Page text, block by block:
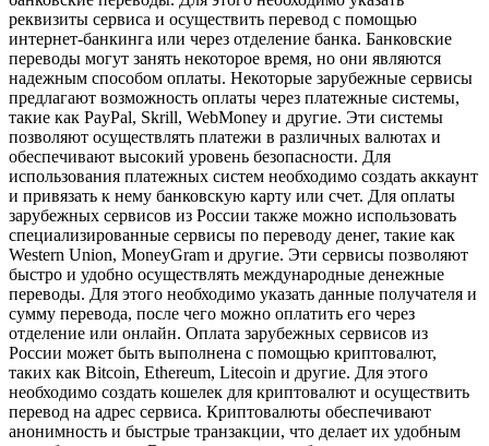
реквизиты сервиса и осуществить перевод с помощью
интернет-банкинга или через отделение банка. Банковские
переводы могут занять некоторое время, но они являются
надежным способом оплаты. Некоторые зарубежные сервисы
предлагают возможность оплаты через платежные системы,
такие как PayPal, Skrill, WebMoney и другие. Эти системы
позволяют осуществлять платежи в различных валютах и
обеспечивают высокий уровень безопасности. Для
использования платежных систем необходимо создать аккаунт
и привязать к нему банковскую карту или счет. Для оплаты
зарубежных сервисов из России также можно использовать
специализированные сервисы по переводу денег, такие как
Western Union, MoneyGram и другие. Эти сервисы позволяют
быстро и удобно осуществлять международные денежные
переводы. Для этого необходимо указать данные получателя и
сумму перевода, после чего можно оплатить его через
отделение или онлайн. Оплата зарубежных сервисов из
России может быть выполнена с помощью криптовалют,
таких как Bitcoin, Ethereum, Litecoin и другие. Для этого
необходимо создать кошелек для криптовалют и осуществить
перевод на адрес сервиса. Криптовалюты обеспечивают
анонимность и быстрые транзакции, что делает их удобным